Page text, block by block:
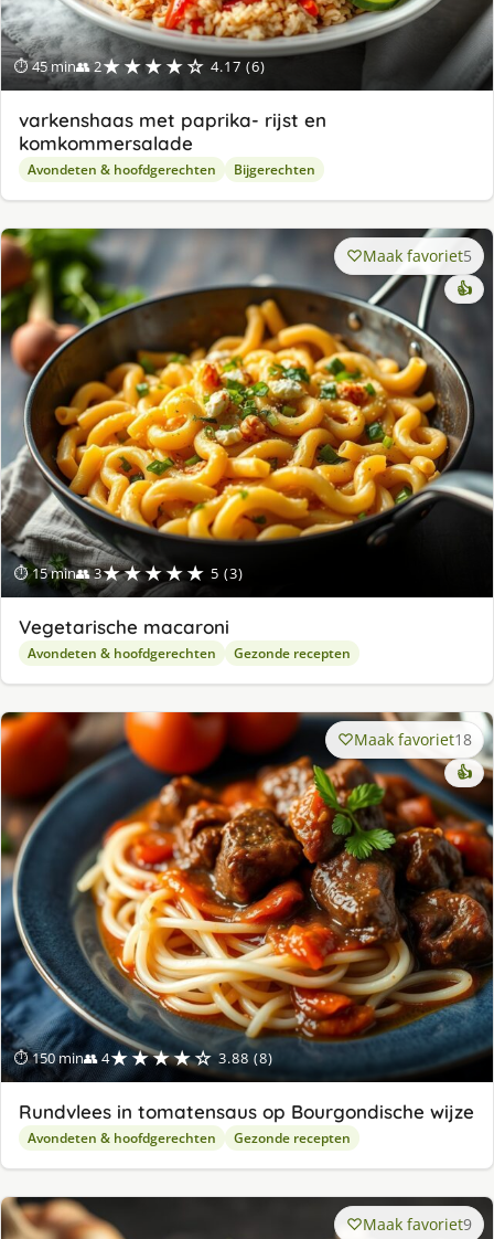
⏱ 45 min👥 2★★★★☆ 4.17 (6)
varkenshaas met paprika- rijst en
komkommersalade
Avondeten & hoofdgerechten Bijgerechten
⏱ 15 min👥 3★★★★★ 5 (3)
Maak favoriet5
👍
Vegetarische macaroni
Avondeten & hoofdgerechten Gezonde recepten
⏱ 150 min👥 4★★★★☆ 3.88 (8)
Maak favoriet18
👍
Rundvlees in tomatensaus op Bourgondische wijze
Avondeten & hoofdgerechten Gezonde recepten
Maak favoriet9